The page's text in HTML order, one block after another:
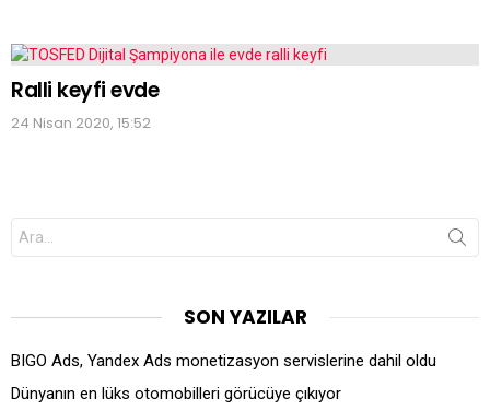
Ralli keyfi evde
24 Nisan 2020, 15:52
Search
for:
SON YAZILAR
BIGO Ads, Yandex Ads monetizasyon servislerine dahil oldu
Dünyanın en lüks otomobilleri görücüye çıkıyor